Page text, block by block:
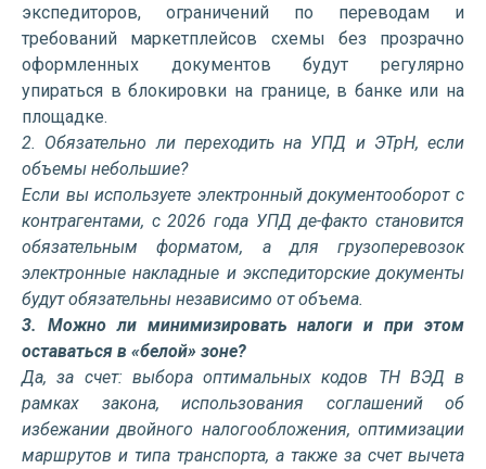
экспедиторов, ограничений по переводам и
требований маркетплейсов схемы без прозрачно
оформленных документов будут регулярно
упираться в блокировки на границе, в банке или на
площадке.
2. Обязательно ли переходить на УПД и ЭТрН, если
объемы небольшие?
Если вы используете электронный документооборот с
контрагентами, с 2026 года УПД де-факто становится
обязательным форматом, а для грузоперевозок
электронные накладные и экспедиторские документы
будут обязательны независимо от объема.
3. Можно ли минимизировать налоги и при этом
оставаться в «белой» зоне?
Да, за счет: выбора оптимальных кодов ТН ВЭД в
рамках закона, использования соглашений об
избежании двойного налогообложения, оптимизации
маршрутов и типа транспорта, а также за счет вычета